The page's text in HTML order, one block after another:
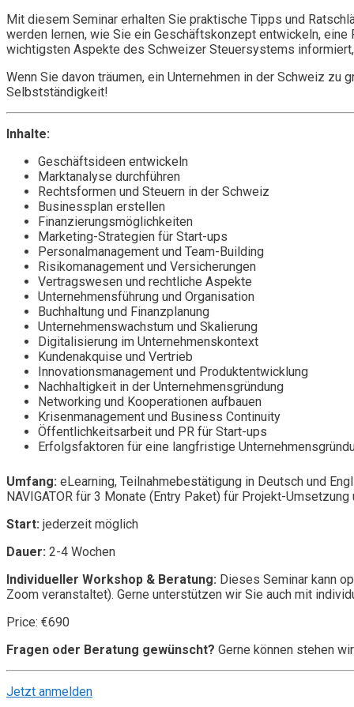
Mit diesem Seminar erhalten Sie praktische Tipps und
werden lernen, wie Sie ein Geschäftskonzept entwickeln,
wichtigsten Aspekte des Schweizer Steuersystems
Wenn Sie davon träumen, ein Unternehmen in der Schweiz
Selbstständigkeit!
Inhalte:
Geschäftsideen entwickeln
Marktanalyse durchführen
Rechtsformen und Steuern in der Schweiz
Businessplan erstellen
Finanzierungsmöglichkeiten
Marketing-Strategien für Start-ups
Personalmanagement und Team-Building
Risikomanagement und Versicherungen
Vertragswesen und rechtliche Aspekte
Unternehmensführung und Organisation
Buchhaltung und Finanzplanung
Unternehmenswachstum und Skalierung
Digitalisierung im Unternehmenskontext
Kundenakquise und Vertrieb
Innovationsmanagement und Produktentwicklung
Nachhaltigkeit in der Unternehmensgründung
Networking und Kooperationen aufbauen
Krisenmanagement und Business Continuity
Öffentlichkeitsarbeit und PR für Start-ups
Erfolgsfaktoren für eine langfristige
Umfang: eLearning, Teilnahmebestätigung in Deutsch und
NAVIGATOR für 3 Monate (Entry Paket) für Projekt-
Start: jederzeit möglich
Dauer: 2-4 Wochen
Individueller Workshop & Beratung: Dieses Seminar kann
Zoom veranstaltet). Gerne unterstützen wir Sie auch mit
Price: €690
Fragen oder Beratung gewünscht? Gerne können stehen
Jetzt anmelden